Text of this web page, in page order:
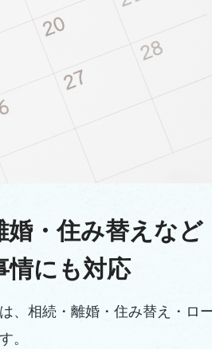
婚・住み替えなど
情にも対応
、相続・離婚・住み替え・ロ
。